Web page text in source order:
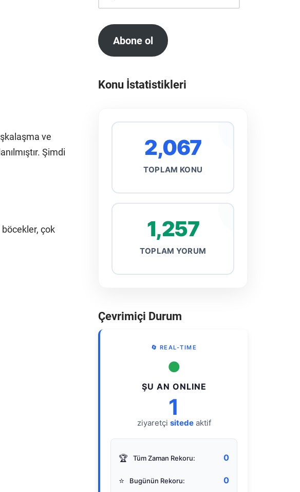
ve
Şimdi
çok
Abone ol
Konu İstatistikleri
2,067
TOPLAM KONU
1,257
TOPLAM YORUM
Çevrimiçi Durum
🔄 REAL-TIME
●
ŞU AN ONLINE
1
ziyaretçi sitedeaktif
🏆 Tüm Zaman Rekoru: 0
⭐ Bugünün Rekoru: 0